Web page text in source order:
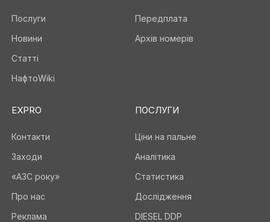
Послуги
Новини
Статті
НафтоWiki
Передплата
Архів номерів
EXPRO
Контакти
Заходи
«АЗС року»
Про нас
Реклама
ПОСЛУГИ
Ціни на пальне
Аналітика
Статистика
Дослідження
DIESEL DDP